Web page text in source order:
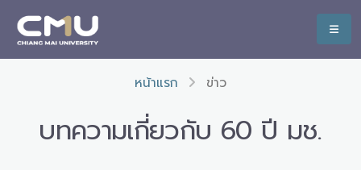
หน้าแรก ข่าว
บทความเกี่ยวกับ 60 ปี มช.